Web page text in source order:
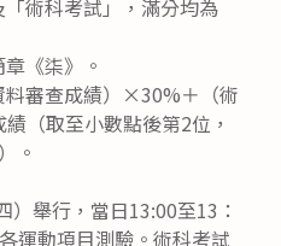
術科考試」，滿分均為
《柒》。
料審查成績）×30%＋（術
（取至小數點後第2位，
。
）舉行，當日13:00至13：
運動項目測驗。術科考試